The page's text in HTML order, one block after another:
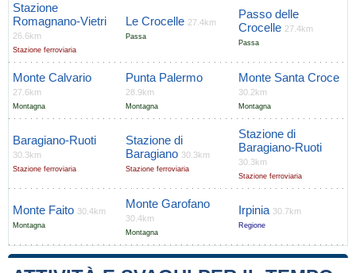
Stazione
Romagnano-Vietri
26.6km
Stazione ferroviaria
Le Crocelle 27.4km
Passa
Passo delle
Crocelle 27.4km
Passa
Monte Calvario
27.6km
Montagna
Punta Palermo
28.9km
Montagna
Monte Santa Croce
30.2km
Montagna
Baragiano-Ruoti
30.3km
Stazione ferroviaria
Stazione di
Baragiano 30.3km
Stazione ferroviaria
Stazione di
Baragiano-Ruoti
30.3km
Stazione ferroviaria
Monte Faito 30.4km
Montagna
Monte Garofano
30.4km
Montagna
Irpinia 30.7km
Regione